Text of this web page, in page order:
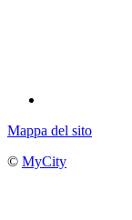
Mappa del sito
© MyCity